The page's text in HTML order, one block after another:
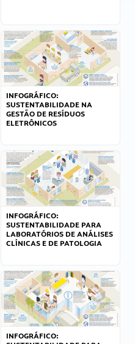
INFOGRÁFICO:
SUSTENTABILIDADE NA
GESTÃO DE RESÍDUOS
ELETRÔNICOS
INFOGRÁFICO:
SUSTENTABILIDADE PARA
LABORATÓRIOS DE ANÁLISES
CLÍNICAS E DE PATOLOGIA
INFOGRÁFICO: